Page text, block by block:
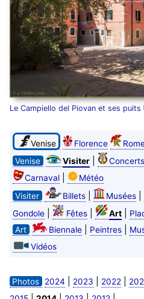
Le Campiello del Piovan et ses puits
Venise Florence
Venise
Visiter| Concerts
Carnaval|
Météo
Visiter
Billets| Musées|
Gondole| Fêtes| Art|
Art
Biennale| Peintres|
Vidéos
Photos 2024 2023 2022